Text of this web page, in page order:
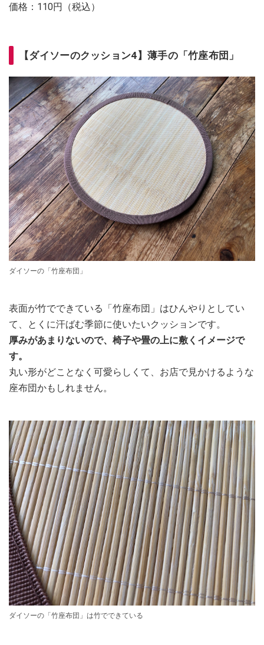
価格：110円（税込）
【ダイソーのクッション4】薄手の「竹座布団」
ダイソーの「竹座布団」
表面が竹でできている「竹座布団」はひんやりとしてい
て、とくに汗ばむ季節に使いたいクッションです。
厚みがあまりないので、椅子や畳の上に敷くイメージで
す。
丸い形がどことなく可愛らしくて、お店で見かけるような
座布団かもしれません。
ダイソーの「竹座布団」は竹でできている